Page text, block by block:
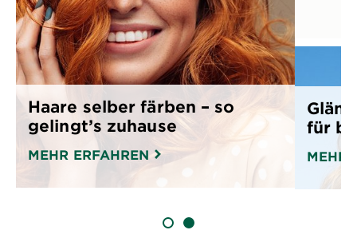
Haare selber färben – so
gelingt’s zuhause
MEHR ERFAHREN
für
MEHR
SLIDE 1SLIDE 2